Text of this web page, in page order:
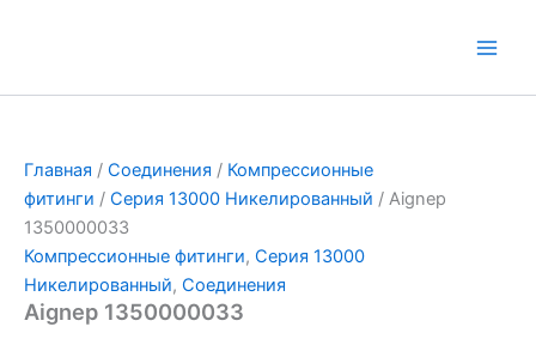
Главная / Соединения / Компрессионные
фитинги / Серия 13000 Никелированный / Aignep
1350000033
Компрессионные фитинги, Серия 13000
Никелированный, Соединения
Aignep 1350000033